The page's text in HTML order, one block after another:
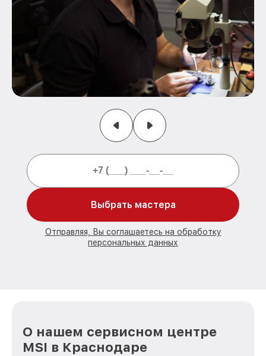
Выбрать мастера
Отправляя, Вы соглашаетесь на обработку
персональных данных
О нашем сервисном центре
MSI в Краснодаре